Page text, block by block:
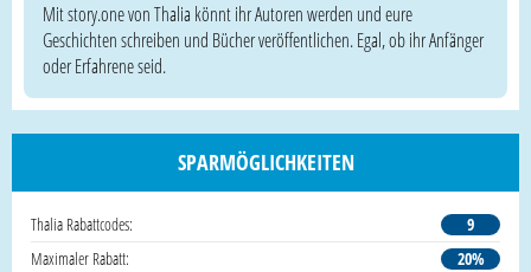
Mit story.one von Thalia könnt ihr Autoren werden und eure
Geschichten schreiben und Bücher veröffentlichen. Egal, ob ihr Anfänger
oder Erfahrene seid.
SPARMÖGLICHKEITEN
Thalia Rabattcodes:
9
Maximaler Rabatt:
20%